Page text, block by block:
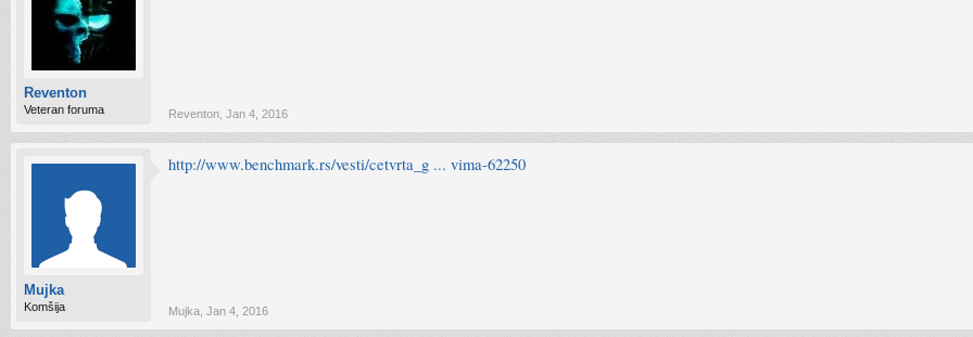
Reventon
Veteran foruma Reventon Jan 4, 2016
Mujka
Komšija
http://www.benchmark.rs/vesti/cetvrta_g ... vima-62250
Mujka Jan 4, 2016